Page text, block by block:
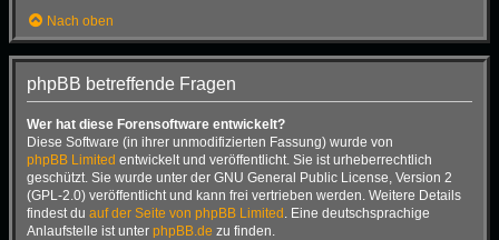
Nach oben
phpBB betreffende Fragen
Wer hat diese Forensoftware entwickelt?
Diese Software (in ihrer unmodifizierten Fassung) wurde von
phpBB Limited entwickelt und veröffentlicht. Sie ist urheberrechtlich
geschützt. Sie wurde unter der GNU General Public License, Version 2
(GPL-2.0) veröffentlicht und kann frei vertrieben werden. Weitere Details
findest du auf der Seite von phpBB Limited . Eine deutschsprachige
Anlaufstelle ist unter phpBB.de zu finden.